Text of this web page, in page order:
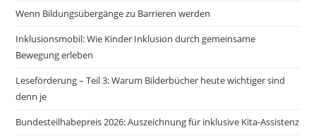
new
new
new
new
Wenn Bildungsübergänge zu Barrieren werden
Inklusionsmobil: Wie Kinder Inklusion durch gemeinsame
Bewegung erleben
Leseförderung – Teil 3: Warum Bilderbücher heute wichtiger sind
denn je
Bundesteilhabepreis 2026: Auszeichnung für inklusive Kita-Assistenz